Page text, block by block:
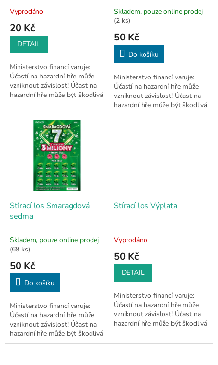
Vyprodáno
20 Kč
DETAIL
Ministerstvo financí varuje:
Účastí na hazardní hře může
vzniknout závislost! Účast na
hazardní hře může být škodlivá
18 let.
Skladem, pouze online prodej
(2 ks)
50 Kč
Do košíku
Ministerstvo financí varuje:
Účastí na hazardní hře může
vzniknout závislost! Účast na
hazardní hře může být škodlivá
a je zakázána osobám mladším
Stírací los Smaragdová
sedma
Skladem, pouze online prodej
(69 ks)
50 Kč
Do košíku
Ministerstvo financí varuje:
Účastí na hazardní hře může
vzniknout závislost! Účast na
hazardní hře může být škodlivá
a je zakázána osobám mladším
Stírací los Výplata
Vyprodáno
50 Kč
DETAIL
Ministerstvo financí varuje:
Účastí na hazardní hře může
vzniknout závislost! Účast na
hazardní hře může být škodlivá
18 let.